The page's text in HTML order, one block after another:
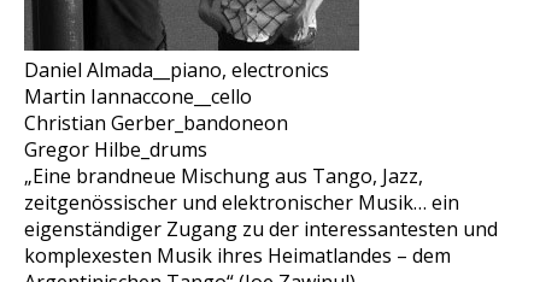
Daniel Almada__piano, electronics
Martin Iannaccone__cello
Christian Gerber_bandoneon
Gregor Hilbe_drums
„Eine brandneue Mischung aus Tango, Jazz,
zeitgenössischer und elektronischer Musik… ein
eigenständiger Zugang zu der interessantesten und
komplexesten Musik ihres Heimatlandes – dem